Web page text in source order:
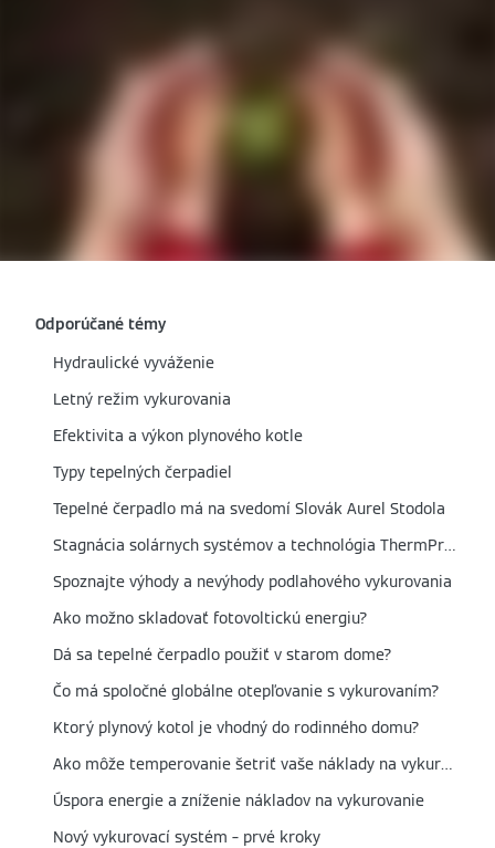
Odporúčané témy
Hydraulické vyváženie
Letný režim vykurovania
Efektivita a výkon plynového kotle
Typy tepelných čerpadiel
Tepelné čerpadlo má na svedomí Slovák Aurel Stodola
Stagnácia solárnych systémov a technológia ThermProtect
Spoznajte výhody a nevýhody podlahového vykurovania
Ako možno skladovať fotovoltickú energiu?
Dá sa tepelné čerpadlo použiť v starom dome?
Čo má spoločné globálne otepľovanie s vykurovaním?
Ktorý plynový kotol je vhodný do rodinného domu?
Ako môže temperovanie šetriť vaše náklady na vykurovanie
Úspora energie a zníženie nákladov na vykurovanie
Nový vykurovací systém – prvé kroky